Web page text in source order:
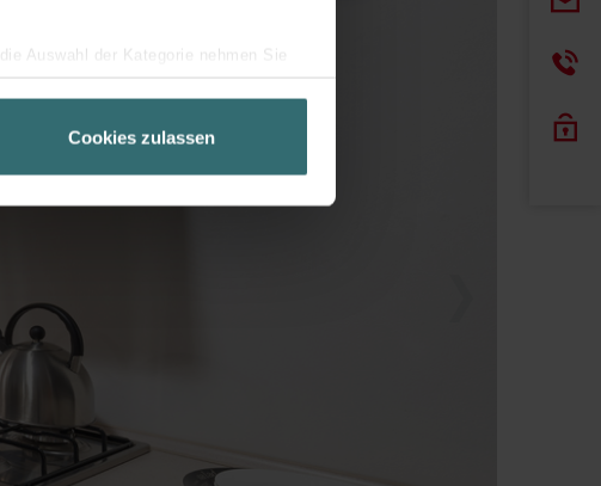
Auswahl der Kategorie nehmen Sie
maßgeschneiderte Informationen
über einen Link in der
Cookies zulassen